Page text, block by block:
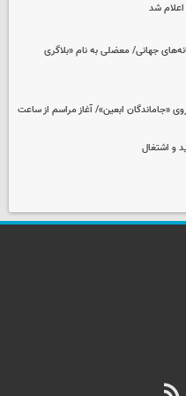
شد
جهانی/ معضلی به نام «بلاگری
پیاده‌روی «جاماندگان ابعین»/ آغاز مراسم از ساعت
و اشتغال